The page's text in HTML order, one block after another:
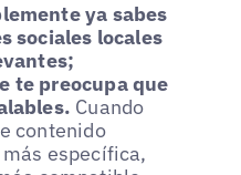
ya sabes
sociales locales
te preocupa que
Cuando
contenido
específica,